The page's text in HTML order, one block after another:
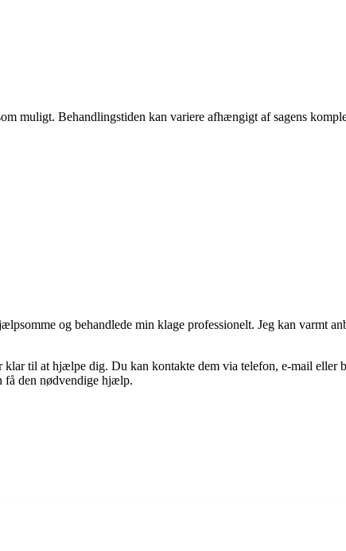
muligt. Behandlingstiden kan variere afhængigt af sagens
og behandlede min klage professionelt. Jeg kan varmt
til at hjælpe dig. Du kan kontakte dem via telefon, e-mail eller
få den nødvendige hjælp.